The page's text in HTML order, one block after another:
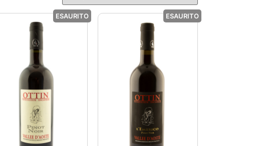
ESAURITO ESAURITO